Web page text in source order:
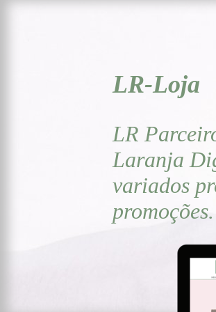
LR-Loja
LR
Laranja
variados
promoções.